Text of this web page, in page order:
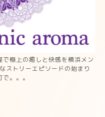
極上の癒しと快感を横浜メン
ストリーエピソードの始まり
。。。